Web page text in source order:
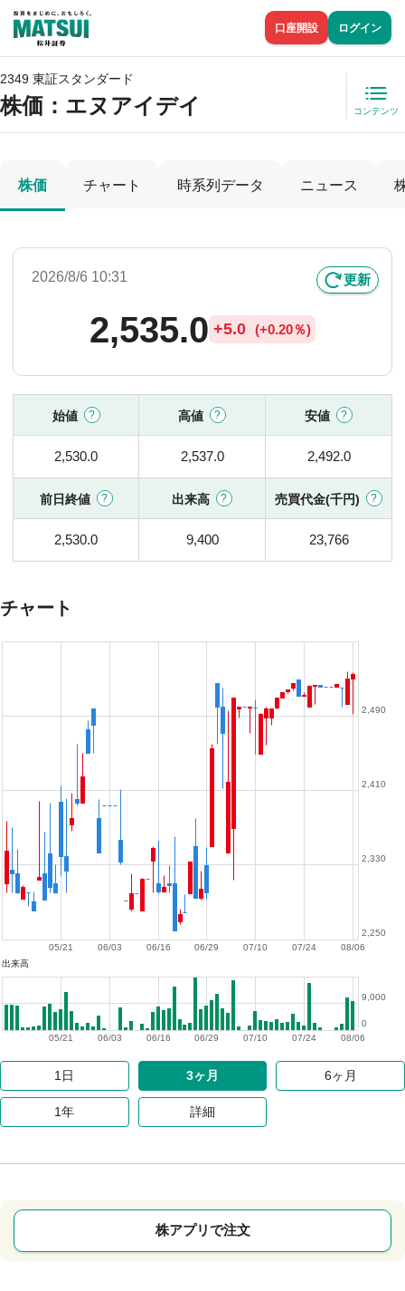
口座開設 ログイン
2349 東証スタンダード
株価 ：エヌアイデイ コンテンツ
株価 チャート 時系列データ ニュース
2026/8/6 10:31 更新
2,535.0 +5.0 (+0.20％)
始値 高値 安値
2,530.0 2,537.0 2,492.0
前日終値 出来高 売買代金(千円)
2,530.0 9,400 23,766
チャート
08/06
07/24
07/10
06/29
06/16
06/03
05/21
2,250
2,330
2,410
2,490
出来高
08/06
07/24
07/10
06/29
06/16
06/03
05/21
0
9,000
1日 3ヶ月 6ヶ月
1年 詳細
株アプリで注文